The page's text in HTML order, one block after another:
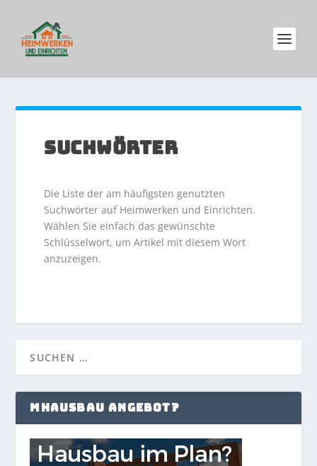
SUCHWÖRTER
Die Liste der am häufigsten genutzten
Suchwörter auf Heimwerken und Einrichten.
Wählen Sie einfach das gewünschte
Schlüsselwort, um Artikel mit diesem Wort
anzuzeigen.
MHAUSBAU ANGEBOT?